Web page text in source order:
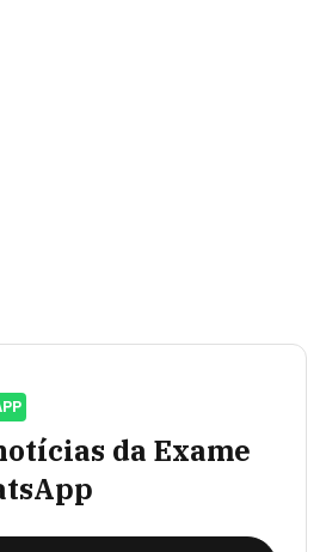
da Exame